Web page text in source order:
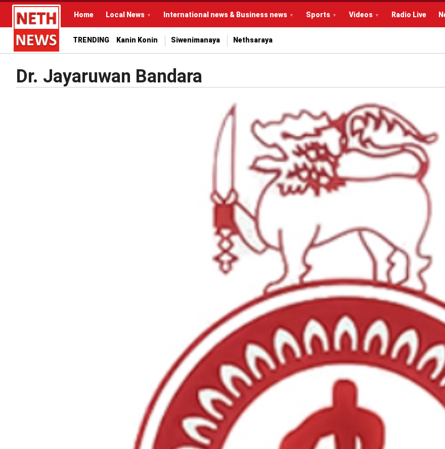
Home Local News International news & Business news Sports Videos Radio Live
TRENDING Kanin Konin Siwenimanaya Nethsaraya
Dr. Jayaruwan Bandara